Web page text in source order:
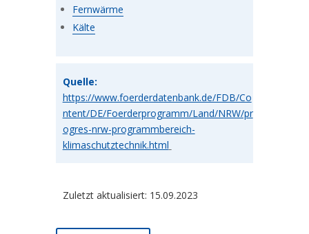
Fernwärme
Kälte
Quelle:
https://www.foerderdatenbank.de/FDB/Co
ntent/DE/Foerderprogramm/Land/NRW/pr
ogres-nrw-programmbereich-
klimaschutztechnik.html
Zuletzt aktualisiert: 15.09.2023